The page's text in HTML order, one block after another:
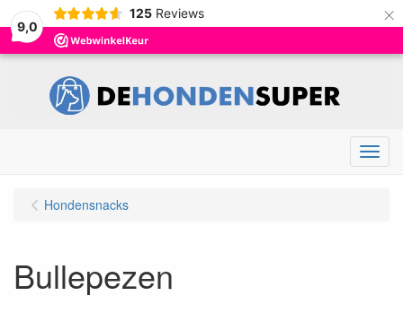
9,0
125 Reviews ×
Menu
Hondensnacks
Bullepezen